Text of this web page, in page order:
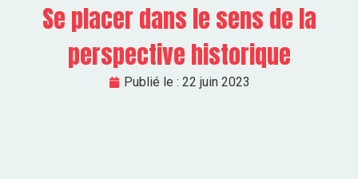
Se placer dans le sens de la
perspective historique
Publié le : 22 juin 2023